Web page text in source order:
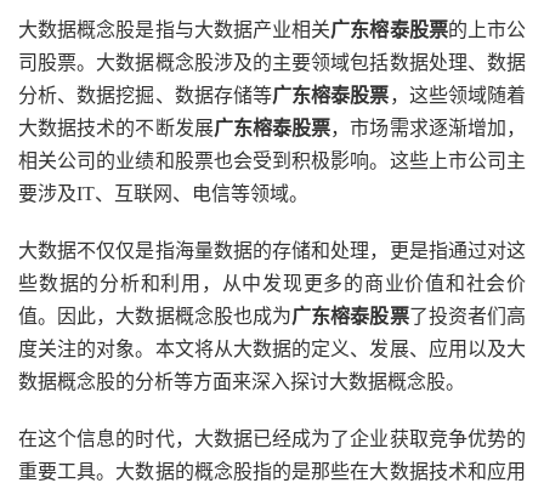
大数据概念股是指与大数据产业相关广东榕泰股票的上市公
司股票。大数据概念股涉及的主要领域包括数据处理、数据
分析、数据挖掘、数据存储等广东榕泰股票，这些领域随着
大数据技术的不断发展广东榕泰股票，市场需求逐渐增加，
相关公司的业绩和股票也会受到积极影响。这些上市公司主
要涉及IT、互联网、电信等领域。
大数据不仅仅是指海量数据的存储和处理，更是指通过对这
些数据的分析和利用，从中发现更多的商业价值和社会价
值。因此，大数据概念股也成为广东榕泰股票了投资者们高
度关注的对象。本文将从大数据的定义、发展、应用以及大
数据概念股的分析等方面来深入探讨大数据概念股。
在这个信息的时代，大数据已经成为了企业获取竞争优势的
重要工具。大数据的概念股指的是那些在大数据技术和应用